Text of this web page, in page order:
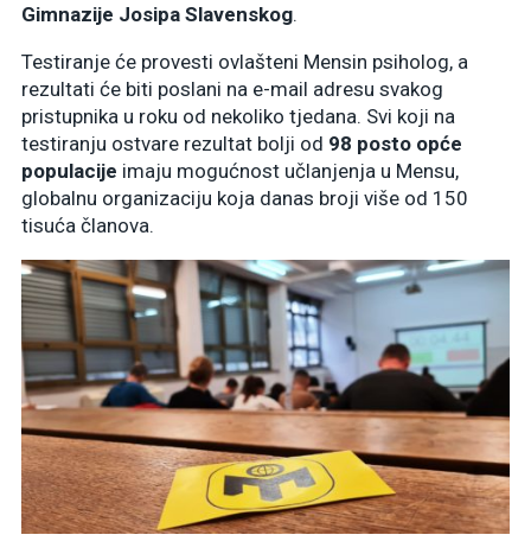
Gimnazije Josipa Slavenskog.
Testiranje će provesti ovlašteni Mensin psiholog, a
rezultati će biti poslani na e-mail adresu svakog
pristupnika u roku od nekoliko tjedana. Svi koji na
testiranju ostvare rezultat bolji od 98 posto opće
populacije imaju mogućnost učlanjenja u Mensu,
globalnu organizaciju koja danas broji više od 150
tisuća članova.